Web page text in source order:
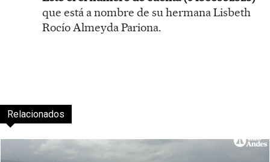
que está a nombre de su hermana Lisbeth
Rocío Almeyda Pariona.
Relacionados